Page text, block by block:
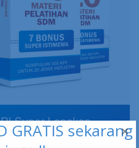
GRATIS sekarang
×